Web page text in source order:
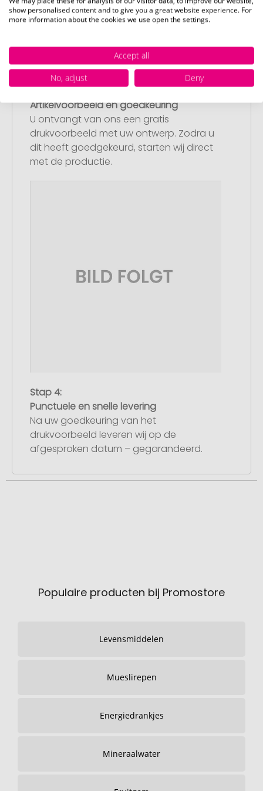
bestelling af. Mocht u op dit moment
geen geschikt bestand beschikbaar
Stap 3:
Artikelvoorbeeld en goedkeuring
U ontvangt van ons een gratis
drukvoorbeeld met uw ontwerp. Zodra u
dit heeft goedgekeurd, starten wij direct
met de productie.
Stap 4:
Punctuele en snelle levering
Na uw goedkeuring van het
drukvoorbeeld leveren wij op de
afgesproken datum – gegarandeerd.
Populaire producten bij Promostore
Levensmiddelen
Mueslirepen
Energiedrankjes
Mineraalwater
show personalised content and to give you a great website experience. For
more information about the cookies we use open the settings.
Accept all
No, adjust
Deny